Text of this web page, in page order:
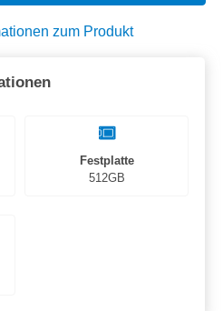
zum Produkt
Festplatte
512GB